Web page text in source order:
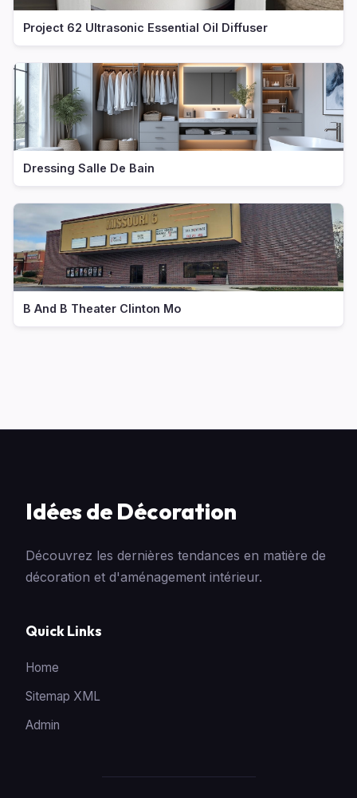
Project 62 Ultrasonic Essential Oil Diffuser
Dressing Salle De Bain
B And B Theater Clinton Mo
Idées de Décoration
Découvrez les dernières tendances en matière de
décoration et d'aménagement intérieur.
Quick Links
Home
Sitemap XML
Admin